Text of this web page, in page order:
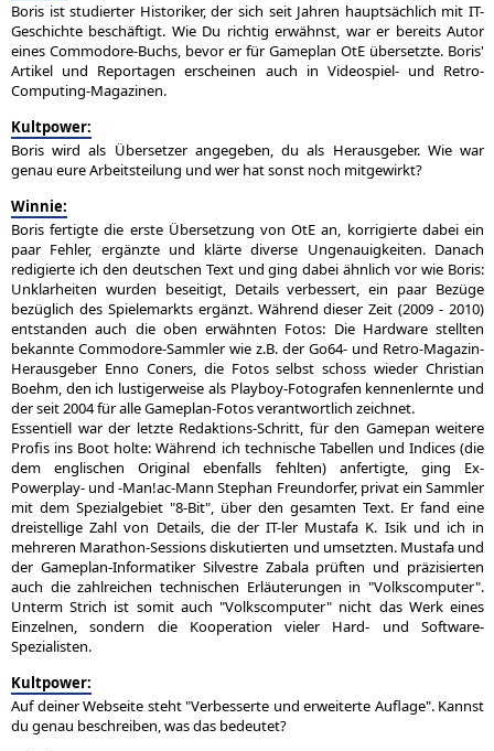
Boris ist studierter Historiker, der sich seit Jahren hauptsächlich mit IT-
Geschichte beschäftigt. Wie Du richtig erwähnst, war er bereits Autor
eines Commodore-Buchs, bevor er für Gameplan OtE übersetzte. Boris'
Artikel und Reportagen erscheinen auch in Videospiel- und Retro-
Computing-Magazinen.
Kultpower:
Boris wird als Übersetzer angegeben, du als Herausgeber. Wie war
genau eure Arbeitsteilung und wer hat sonst noch mitgewirkt?
Winnie:
Boris fertigte die erste Übersetzung von OtE an, korrigierte dabei ein
paar Fehler, ergänzte und klärte diverse Ungenauigkeiten. Danach
redigierte ich den deutschen Text und ging dabei ähnlich vor wie Boris:
Unklarheiten wurden beseitigt, Details verbessert, ein paar Bezüge
bezüglich des Spielemarkts ergänzt. Während dieser Zeit (2009 - 2010)
entstanden auch die oben erwähnten Fotos: Die Hardware stellten
bekannte Commodore-Sammler wie z.B. der Go64- und Retro-Magazin-
Herausgeber Enno Coners, die Fotos selbst schoss wieder Christian
Boehm, den ich lustigerweise als Playboy-Fotografen kennenlernte und
der seit 2004 für alle Gameplan-Fotos verantwortlich zeichnet.
Essentiell war der letzte Redaktions-Schritt, für den Gamepan weitere
Profis ins Boot holte: Während ich technische Tabellen und Indices (die
dem englischen Original ebenfalls fehlten) anfertigte, ging Ex-
Powerplay- und -Man!ac-Mann Stephan Freundorfer, privat ein Sammler
mit dem Spezialgebiet "8-Bit", über den gesamten Text. Er fand eine
dreistellige Zahl von Details, die der IT-ler Mustafa K. Isik und ich in
mehreren Marathon-Sessions diskutierten und umsetzten. Mustafa und
der Gameplan-Informatiker Silvestre Zabala prüften und präzisierten
auch die zahlreichen technischen Erläuterungen in "Volkscomputer".
Unterm Strich ist somit auch "Volkscomputer" nicht das Werk eines
Einzelnen, sondern die Kooperation vieler Hard- und Software-
Spezialisten.
Kultpower:
Auf deiner Webseite steht "Verbesserte und erweiterte Auflage". Kannst
du genau beschreiben, was das bedeutet?